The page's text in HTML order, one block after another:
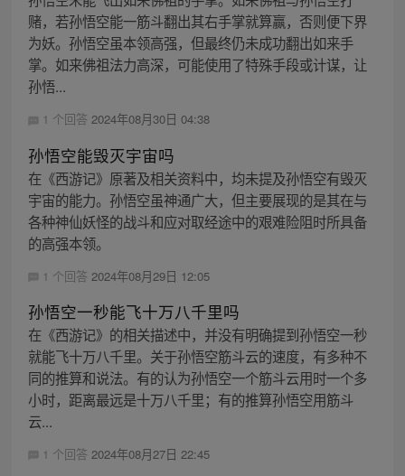
赌，若孙悟空能一筋斗翻出其右手掌就算赢，否则便下界
为妖。孙悟空虽本领高强，但最终仍未成功翻出如来手
掌。如来佛祖法力高深，可能使用了特殊手段或计谋，让
孙悟...
1 个回答 2024年08月30日 04:38
孙悟空能毁灭宇宙吗
在《西游记》原著及相关资料中，均未提及孙悟空有毁灭
宇宙的能力。孙悟空虽神通广大，但主要展现的是其在与
各种神仙妖怪的战斗和应对取经途中的艰难险阻时所具备
的高强本领。
1 个回答 2024年08月29日 12:05
孙悟空一秒能飞十万八千里吗
在《西游记》的相关描述中，并没有明确提到孙悟空一秒
就能飞十万八千里。关于孙悟空筋斗云的速度，有多种不
同的推算和说法。有的认为孙悟空一个筋斗云用时一个多
小时，距离最远是十万八千里；有的推算孙悟空用筋斗
云...
1 个回答 2024年08月27日 22:45